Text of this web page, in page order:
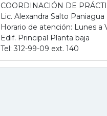
COORDINACIÓN DE
Lic. Alexandra Salto Paniagua
Horario de atención: Lunes a
Edif. Principal Planta baja
Tel: 312-99-09 ext. 140